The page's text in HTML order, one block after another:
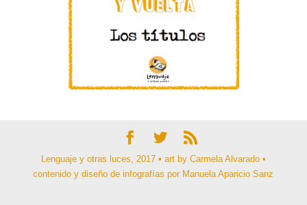
Lenguaje y otras luces, 2017 • art by Carmela Alvarado •
contenido y diseño de infografías por Manuela Aparicio Sanz